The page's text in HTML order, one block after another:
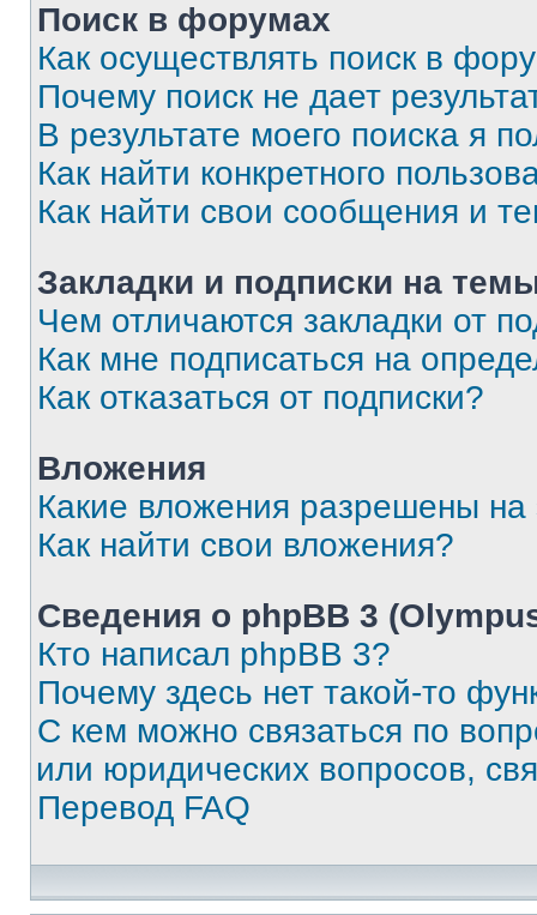
Поиск в форумах
Как осуществлять поиск в
Почему поиск не дает
В результате моего поиска я
Как найти конкретного
Как найти свои сообщения и
Закладки и подписки на
Чем отличаются закладки от
Как мне подписаться на
Как отказаться от подписки?
Вложения
Какие вложения разрешены
Как найти свои вложения?
Сведения о phpBB 3
Кто написал phpBB 3?
Почему здесь нет такой-то
С кем можно связаться по
или юридических вопросов,
Перевод FAQ